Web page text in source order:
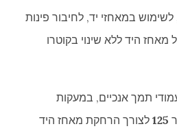
2 צינורות, לשימוש במאחזי יד, לחיבור פינות
היד ללא שינוי בקוטרו
תמך אנכיים, במעקות
125 לצורך הרחקת מאחז היד